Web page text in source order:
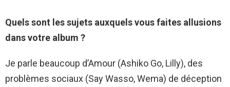
Quels sont les sujets auxquels vous faites allusions
dans votre album ?
Je parle beaucoup d’Amour (Ashiko Go, Lilly), des
problèmes sociaux (Say Wasso, Wema) de déception